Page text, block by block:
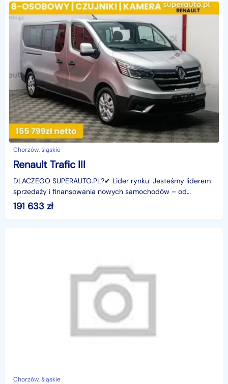
Chorzów, śląskie
Renault Trafic III
DLACZEGO SUPERAUTO.PL?✔ Lider rynku: Jesteśmy liderem
sprzedaży i finansowania nowych samochodów – od
osobowych, przez dostawcze, po segment premium.✔
Zaufanie
191 633 zł
Chorzów, śląskie